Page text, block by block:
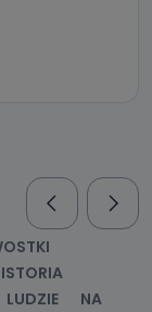
LUDZIE
NA